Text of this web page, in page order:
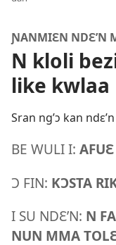
ƝANMIƐN NDƐ’N
N kloli
like kwlaa
Sran ng’ɔ kan
BE WULI I:
Ɔ FIN: KƆSTA
I SU NDƐ’N: N
NUN MMA